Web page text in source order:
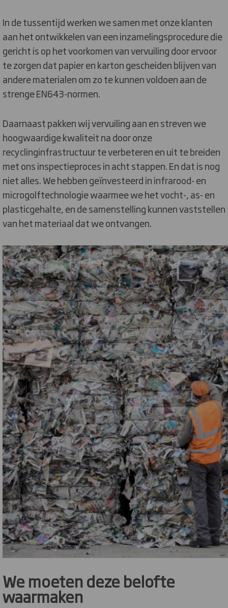
In de tussentijd werken we samen met onze klanten
aan het ontwikkelen van een inzamelingsprocedure die
gericht is op het voorkomen van vervuiling door ervoor
te zorgen dat papier en karton gescheiden blijven van
andere materialen om zo te kunnen voldoen aan de
strenge EN643-normen.
Daarnaast pakken wij vervuiling aan en streven we
hoogwaardige kwaliteit na door onze
recyclinginfrastructuur te verbeteren en uit te breiden
met ons inspectieproces in acht stappen. En dat is nog
niet alles. We hebben geïnvesteerd in infrarood- en
microgolftechnologie waarmee we het vocht-, as- en
plasticgehalte, en de samenstelling kunnen vaststellen
van het materiaal dat we ontvangen.
We moeten deze belofte
waarmaken